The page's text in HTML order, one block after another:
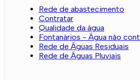
Rede de abastecimento
Contratar
Qualidade da água
Fontanários - Água não
Rede de Águas Residuais
Rede de Águas Pluviais